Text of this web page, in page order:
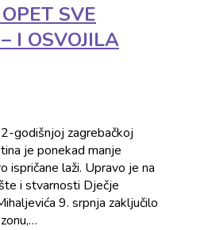
SVE
I OSVOJILA
godišnjoj zagrebačkoj
je ponekad manje
ispričane laži. Upravo je na
i stvarnosti Dječje
9. srpnja zaključilo